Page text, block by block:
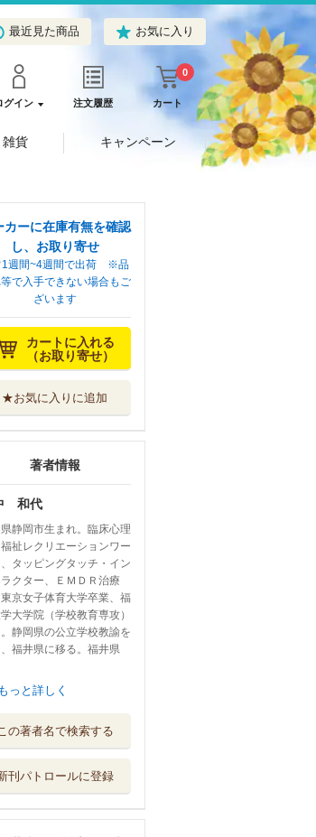
最近見た商品 お気に入り
グイン 注文履歴 カート
0
貨 キャンペーン
カーに在庫有無を確認
し、お取り寄せ
1週間~4週間で出荷 ※品
で入手できない場合もご
ざいます
カートに入れる
（お取り寄せ）
★お気に入りに追加
著者情報
和代
静岡市生まれ。臨床心理
祉レクリエーションワー
タッピングタッチ・イン
クター、ＥＭＤＲ治療
京女子体育大学卒業、福
大学院（学校教育専攻）
静岡県の公立学校教諭を
福井県に移る。福井県
もっと詳しく
の著者名で検索する
刊パトロールに登録
の進め方 災害...
新完全マスター単
スリーエーネッ...